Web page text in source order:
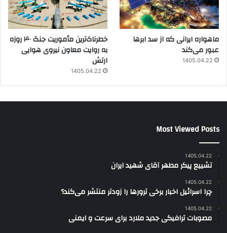
ماهواره ایرانی که از سد ابرها
عبور می‌کند
1405.04.22
خطرناک‌ترین مأموریت جنگ ۴۰ روزه
به روایت معاون نیروی هوایی
ارتش
1405.04.22
Most Viewed Posts
1405.04.22
تشییع پیکر مطهر آقای شهید ایران
1405.04.22
چرا اسرائیل اخبار برخی ترورها را زودتر منتشر می‌کند؟
1405.04.22
مصوبات ترافیکی جدید ملارد برای سرعت و ایمنی